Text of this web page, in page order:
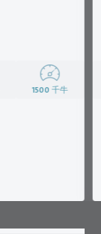
1500 千牛